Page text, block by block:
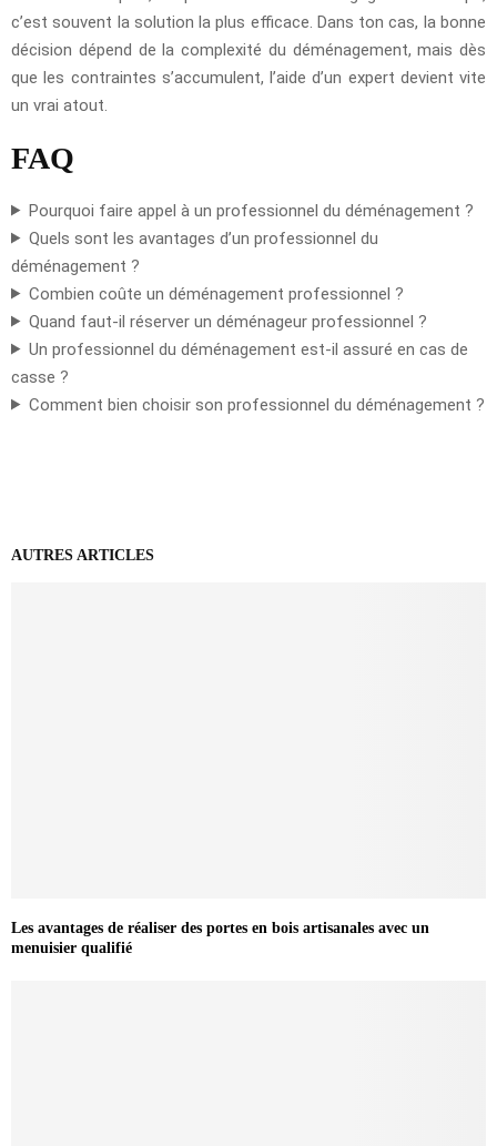
c’est souvent la solution la plus efficace. Dans ton cas, la bonne
décision dépend de la complexité du déménagement, mais dès
que les contraintes s’accumulent, l’aide d’un expert devient vite
un vrai atout.
FAQ
Pourquoi faire appel à un professionnel du déménagement ?
Quels sont les avantages d’un professionnel du
déménagement ?
Combien coûte un déménagement professionnel ?
Quand faut-il réserver un déménageur professionnel ?
Un professionnel du déménagement est-il assuré en cas de
casse ?
Comment bien choisir son professionnel du déménagement ?
AUTRES ARTICLES
Les avantages de réaliser des portes en bois artisanales avec un
menuisier qualifié